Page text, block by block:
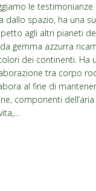
le
dallo spazio, ha una
agli altri pianeti
gemma azzurra
dei continenti. Ha
tra corpo
al fine di
componenti